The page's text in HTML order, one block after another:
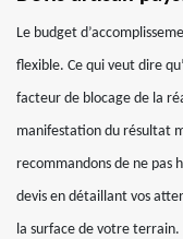
Le budget
flexible. Ce qui veut dire
facteur de blocage de la
manifestation du résultat
recommandons de ne pas
devis en détaillant vos
la surface de votre terrain.